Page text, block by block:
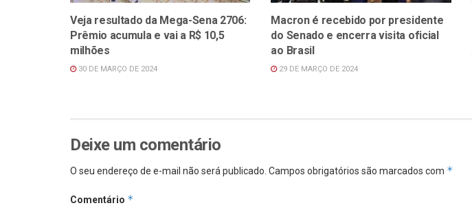
Veja resultado da Mega-Sena 2706:
Prêmio acumula e vai a R$ 10,5
milhões
30 DE MARÇO DE 2024
Macron é recebido por presidente
do Senado e encerra visita oficial
ao Brasil
29 DE MARÇO DE 2024
Deixe um comentário
O seu endereço de e-mail não será publicado. Campos obrigatórios são marcados com *
Comentário *